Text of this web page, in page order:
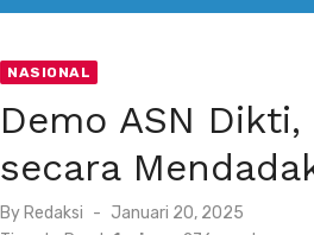
NASIONAL
Demo ASN
secara
By Redaksi
Posted
Januari 20, 2025